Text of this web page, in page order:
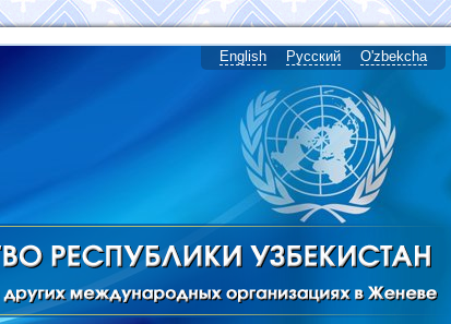
English Русский O'zbekcha